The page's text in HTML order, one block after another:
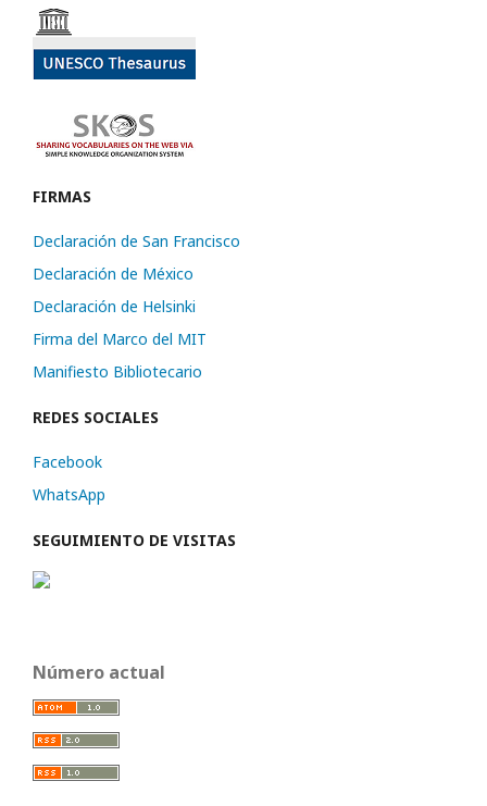
FIRMAS
Declaración de San Francisco
Declaración de México
Declaración de Helsinki
Firma del Marco del MIT
Manifiesto Bibliotecario
REDES SOCIALES
Facebook
WhatsApp
SEGUIMIENTO DE VISITAS
Número actual